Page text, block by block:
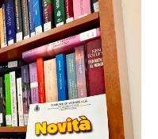
9 AGOSTO 2026